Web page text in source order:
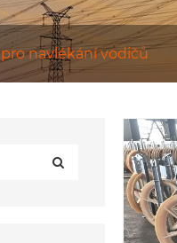
navlékání vodičů